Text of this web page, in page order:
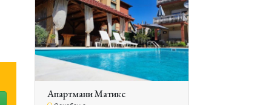
Апартмани Матикс